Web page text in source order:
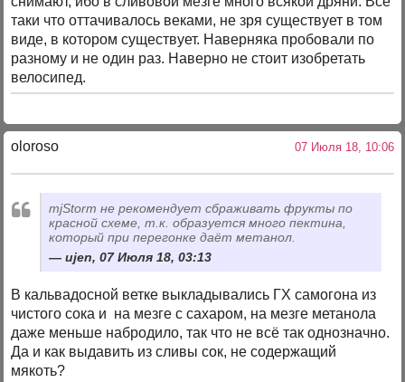
таки что оттачивалось веками, не зря существует в том
виде, в котором существует. Наверняка пробовали по
разному и не один раз. Наверно не стоит изобретать
велосипед.
oloroso 07 Июля 18, 10:06
mjStоrm не рекомендует сбраживать фрукты по
красной схеме, т.к. образуется много пектина,
который при перегонке даёт метанол.
ujen, 07 Июля 18, 03:13
В кальвадосной ветке выкладывались ГХ самогона из
чистого сока и на мезге с сахаром, на мезге метанола
даже меньше набродило, так что не всё так однозначно.
Да и как выдавить из сливы сок, не содержащий
мякоть?